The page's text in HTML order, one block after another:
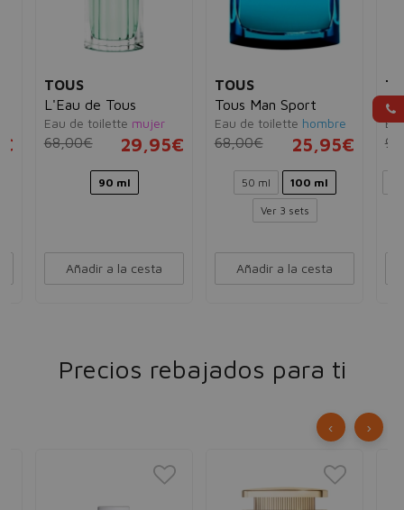
TOUS
L'Eau de Tous
Eau de toilette mujer
68,00€ 29,95€
90 ml
Añadir a la cesta
TOUS
Tous Man Sport
Eau de toilette hombre
68,00€ 25,95€
50 ml 100 ml
Ver 3 sets
Añadir a la cesta
Precios rebajados para ti
‹ ›